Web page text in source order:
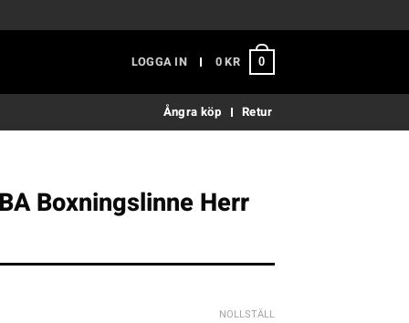
LOGGA IN
0KR 0
Ångra köp Retur
Boxningslinne Herr
NOLLSTÄLL